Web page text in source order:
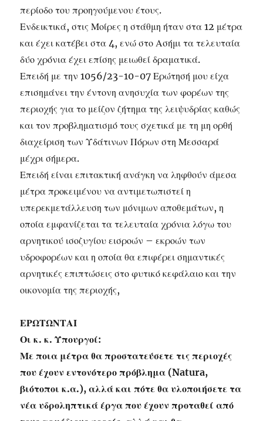
περίοδο του προηγούμενου έτους.
Ενδεικτικά, στις Μοίρες η στάθμη ήταν στα 12 μέτρα
και έχει κατέβει στα 4, ενώ στο Ασήμι τα τελευταία
δύο χρόνια έχει επίσης μειωθεί δραματικά.
Επειδή με την 1056/23-10-07 Ερώτησή μου είχα
επισημάνει την έντονη ανησυχία των φορέων της
περιοχής για το μείζον ζήτημα της λειψυδρίας καθώς
και τον προβληματισμό τους σχετικά με τη μη ορθή
διαχείριση των Υδάτινων Πόρων στη Μεσσαρά
μέχρι σήμερα.
Επειδή είναι επιτακτική ανάγκη να ληφθούν άμεσα
μέτρα προκειμένου να αντιμετωπιστεί η
υπερεκμετάλλευση των μόνιμων αποθεμάτων, η
οποία εμφανίζεται τα τελευταία χρόνια λόγω του
αρνητικού ισοζυγίου εισροών – εκροών των
υδροφορέων και η οποία θα επιφέρει σημαντικές
αρνητικές επιπτώσεις στο φυτικό κεφάλαιο και την
οικονομία της περιοχής,
ΕΡΩΤΩΝΤΑΙ
Οι κ. κ. Υπουργοί:
Με ποια μέτρα θα προστατεύσετε τις περιοχές
που έχουν εντονότερο πρόβλημα (Natura,
βιότοποι κ.α.), αλλά και πότε θα υλοποιήσετε τα
νέα υδροληπτικά έργα που έχουν προταθεί από